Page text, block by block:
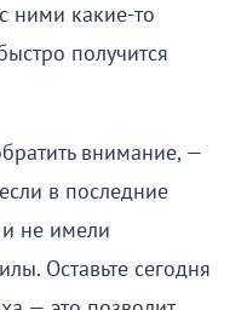
ними какие-то
получится
внимание, —
в последние
и не имели
Оставьте сегодня